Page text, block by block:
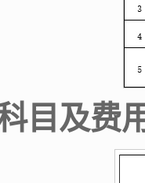
目及费